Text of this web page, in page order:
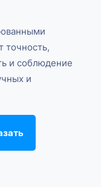
точность,
и соблюдение
и